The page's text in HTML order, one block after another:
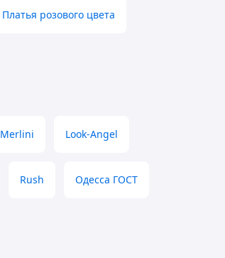
Платья розового цвета
Merlini Look-Angel
Rush Одесса ГОСТ